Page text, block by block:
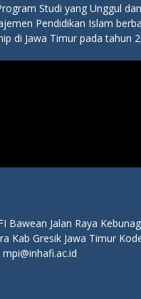
Studi yang Unggul
Pendidikan Islam
di Jawa Timur pada tahun
Bawean Jalan Raya
Kab Gresik Jawa Timur